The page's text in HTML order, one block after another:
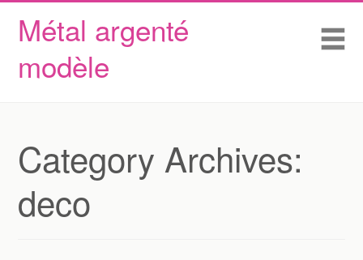
Métal argenté
modèle
Skip to content
Accueil
Conditions d’utilisation
Category Archives:
deco